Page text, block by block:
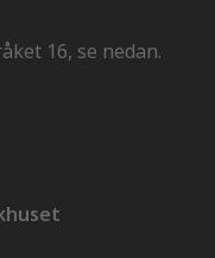
16, se nedan.